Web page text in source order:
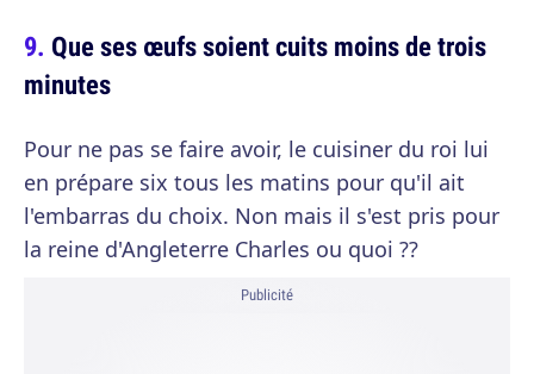
Que ses œufs soient cuits moins de trois
minutes
Pour ne pas se faire avoir, le cuisiner du roi lui
en prépare six tous les matins pour qu'il ait
l'embarras du choix. Non mais il s'est pris pour
la reine d'Angleterre Charles ou quoi ??
Publicité